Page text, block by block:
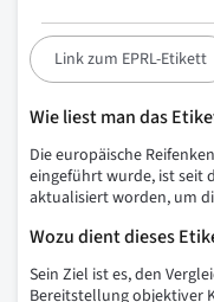
Link zum EPRL-Etikett
Wie liest man das
Die europäische
eingeführt wurde, ist seit
aktualisiert worden, um
Wozu dient dieses
Sein Ziel ist es, den
Bereitstellung objektiver